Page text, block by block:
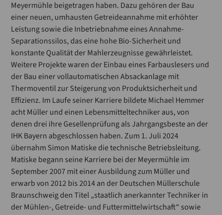
Meyermühle beigetragen haben. Dazu gehören der Bau
einer neuen, umhausten Getreideannahme mit erhöhter
Leistung sowie die Inbetriebnahme eines Annahme-
Separationssilos, das eine hohe Bio-Sicherheit und
konstante Qualität der Mahlerzeugnisse gewährleistet.
Weitere Projekte waren der Einbau eines Farbauslesers und
der Bau einer vollautomatischen Absackanlage mit
Thermoventil zur Steigerung von Produktsicherheit und
Effizienz. Im Laufe seiner Karriere bildete Michael Hemmer
acht Müller und einen Lebensmitteltechniker aus, von
denen drei ihre Gesellenprüfung als Jahrgangsbeste an der
IHK Bayern abgeschlossen haben. Zum 1. Juli 2024
übernahm Simon Matiske die technische Betriebsleitung.
Matiske begann seine Karriere bei der Meyermühle im
September 2007 mit einer Ausbildung zum Müller und
erwarb von 2012 bis 2014 an der Deutschen Müllerschule
Braunschweig den Titel „staatlich anerkannter Techniker in
der Mühlen-, Getreide- und Futtermittelwirtschaft“ sowie